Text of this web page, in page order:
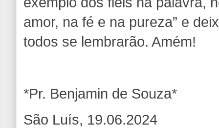
amor, na fé e na pureza” e
todos se lembrarão. Amém!
*Pr. Benjamin de Souza*
São Luís, 19.06.2024